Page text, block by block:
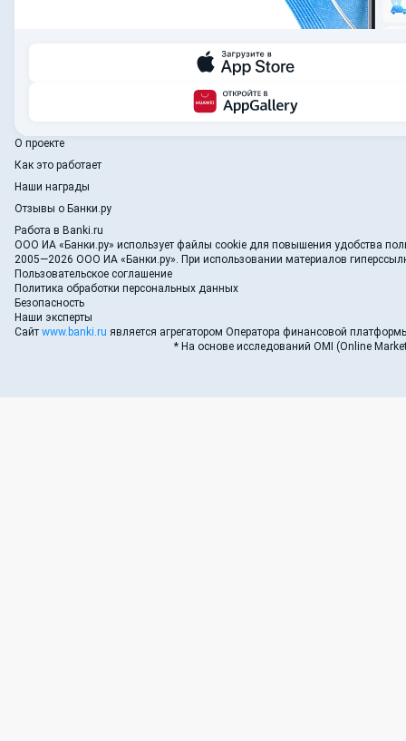
О проекте
Как это работает
Наши награды
Отзывы о Банки.ру
Работа в Banki.ru
ООО ИА «Банки.ру» использует файлы cookie для повышения удобства
2005—2026 ООО ИА «Банки.ру». При использовании материалов
Пользовательское соглашение
Политика обработки персональных данных
Безопасность
Наши эксперты
Сайт www.banki.ru является агрегатором Оператора финансовой
* На основе исследований OMI (Online